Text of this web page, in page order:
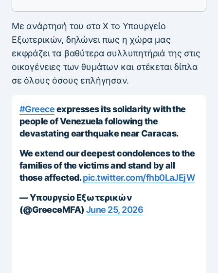
Με ανάρτησή του στο X το Υπουργείο
Εξωτερικών, δηλώνει πως η χώρα μας
εκφράζει τα βαθύτερα συλλυπητήριά της στις
οικογένειες των θυμάτων και στέκεται δίπλα
σε όλους όσους επλήγησαν.
#Greeceexpresses its solidarity with the
people of Venezuela following the
devastating earthquake near Caracas.
We extend our deepest condolences to the
families of the victims and stand by all
those affected.pic.twitter.com/fhb0LaJEjW
— Υπουργείο Εξωτερικών
(@GreeceMFA) June 25, 2026